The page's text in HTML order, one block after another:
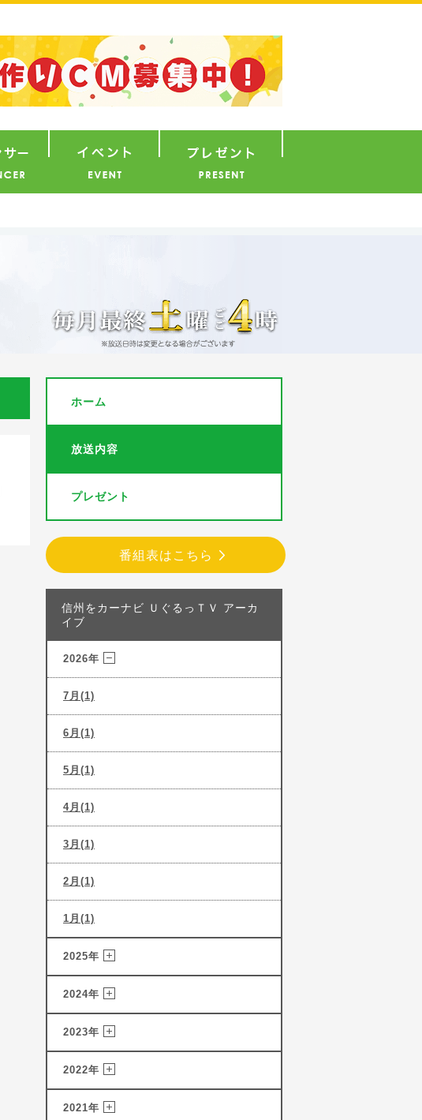
ホーム
放送内容
プレゼント
番組表はこちら
信州をカーナビ ＵぐるっＴＶ アーカ
イブ
2026年
7月(1)
6月(1)
5月(1)
4月(1)
3月(1)
2月(1)
1月(1)
2025年
2024年
2023年
2022年
2021年